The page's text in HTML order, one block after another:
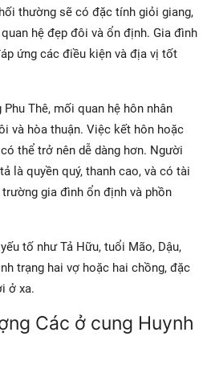
thường sẽ có đặc tính giỏi giang,
hệ đẹp đôi và ổn định. Gia đình
ứng các điều kiện và địa vị tốt
Thê, mối quan hệ hôn nhân
và hòa thuận. Việc kết hôn hoặc
thể trở nên dễ dàng hơn. Người
là quyền quý, thanh cao, và có tài
gia đình ổn định và phồn
tố như Tả Hữu, tuổi Mão, Dậu,
trạng hai vợ hoặc hai chồng, đặc
ở xa.
Các ở cung Huynh